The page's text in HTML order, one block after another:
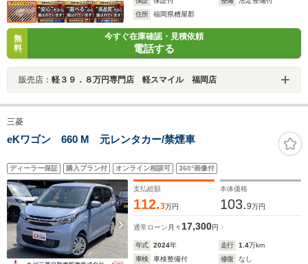
住所
福岡県糟屋郡
無
料
今すぐ在庫確認・見積依頼
電話する
販売店： 軽３９．８万円専門店 軽スマイル 福岡店
三菱
eKワゴン 660 M 元レンタカー/禁煙車
ディーラー保証 購入プラン付 オンライン相談可 360°画像付
支払総額
112.3万円
本体価格
103.9万円
通常ローン 月々17,300円
年式 2024年 走行 1.4万km
車検
車検整備付 修復
なし